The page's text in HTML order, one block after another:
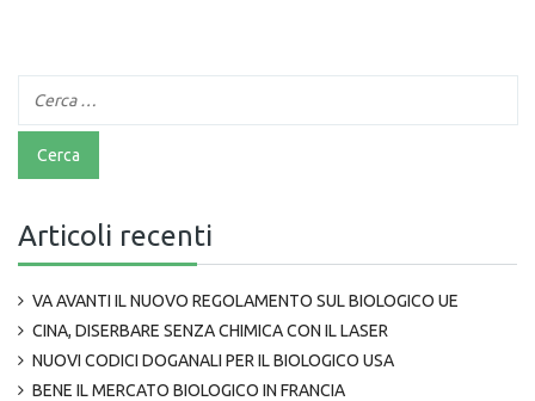
Articoli recenti
VA AVANTI IL NUOVO REGOLAMENTO SUL BIOLOGICO UE
CINA, DISERBARE SENZA CHIMICA CON IL LASER
NUOVI CODICI DOGANALI PER IL BIOLOGICO USA
BENE IL MERCATO BIOLOGICO IN FRANCIA